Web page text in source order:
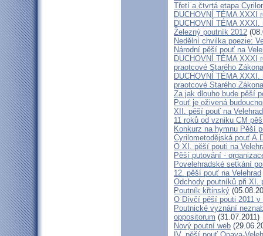
Třetí a čtvrtá etapa
DUCHOVNÍ TÉMA XXXI
DUCHOVNÍ TÉMA
Železný poutník 2012
Nedělní chvilka poezie:
Národní pěší pouť na
DUCHOVNÍ TÉMA XXXI
praotcové Starého Zákona
DUCHOVNÍ TÉMA
praotcové Starého Zákona
Za jak dlouho bude pěší
Pouť je oživená
XII. pěší pouť na
11 roků od vzniku CM
Konkurz na hymnu Pěší
Cyrilometodějská pouť
O XI. pěší pouti na
Pěší putování -
Povelehradské setkání
12. pěší pouť na Velehrad
Odchody poutníků při XI.
Poutník křtinský
O Dívčí pěší pouti 2011 v
Poutnické vyznání
oppositorum (31.07.2011)
Nový poutní web